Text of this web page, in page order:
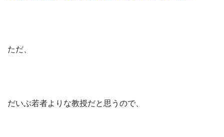
ただ、
だいぶ若者よりな教授だと思うので、